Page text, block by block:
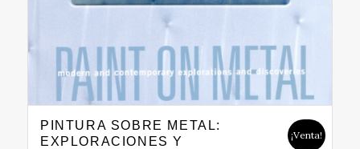
PINTURA SOBRE METAL:
EXPLORACIONES Y
¡Venta!